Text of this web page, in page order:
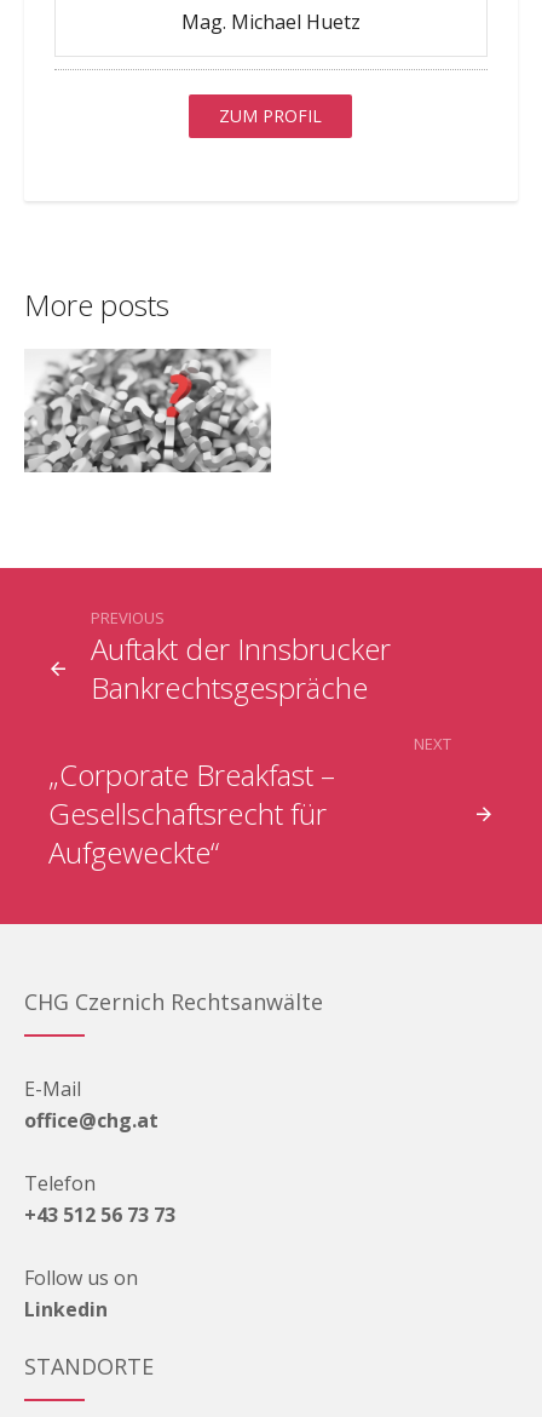
Mag. Michael Huetz
ZUM PROFIL
More posts
– Weitere
Antworten zur
Flexiblen
Auftakt der Innsbrucker
Bankrechtsgespräche
PREVIOUS
„Corporate Breakfast –
Gesellschaftsrecht für
Aufgeweckte“
NEXT
CHG Czernich Rechtsanwälte
E-Mail
office@chg.at
Telefon
+43 512 56 73 73
Follow us on
Linkedin
STANDORTE